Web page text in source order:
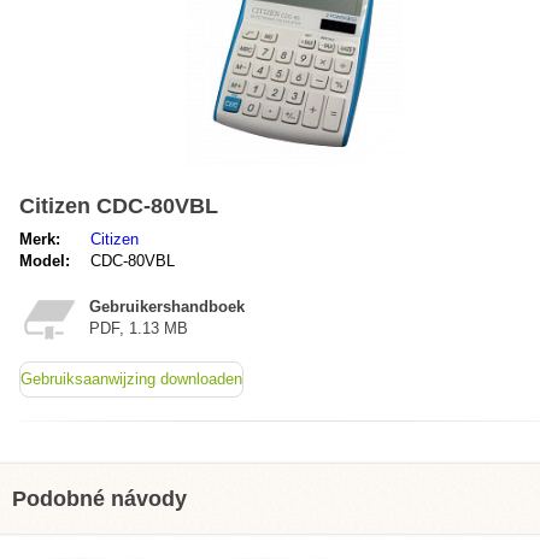
Citizen CDC-80VBL
Merk:
Citizen
Model:
CDC-80VBL
Gebruikershandboek
PDF, 1.13 MB
Gebruiksaanwijzing downloaden
Podobné návody